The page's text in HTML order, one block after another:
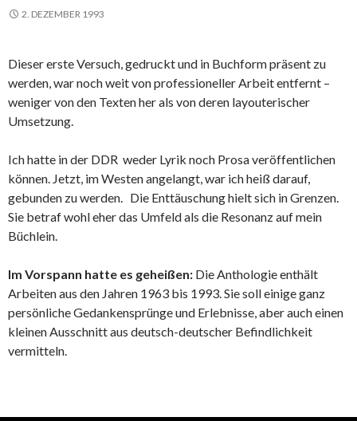
2. DEZEMBER 1993
Dieser erste Versuch, gedruckt und in Buchform präsent zu
werden, war noch weit von professioneller Arbeit entfernt –
weniger von den Texten her als von deren layouterischer
Umsetzung.
Ich hatte in der DDR weder Lyrik noch Prosa veröffentlichen
können. Jetzt, im Westen angelangt, war ich heiß darauf,
gebunden zu werden. Die Enttäuschung hielt sich in Grenzen.
Sie betraf wohl eher das Umfeld als die Resonanz auf mein
Büchlein.
Im Vorspann hatte es geheißen: Die Anthologie enthält
Arbeiten aus den Jahren 1963 bis 1993. Sie soll einige ganz
persönliche Gedankensprünge und Erlebnisse, aber auch einen
kleinen Ausschnitt aus deutsch-deutscher Befindlichkeit
vermitteln.